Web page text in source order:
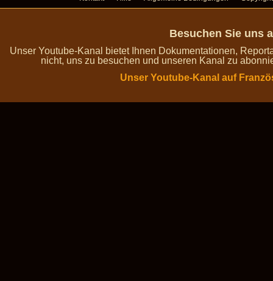
Besuchen Sie uns
Unser Youtube-Kanal bietet Ihnen Dokumentationen,
nicht, uns zu besuchen und unseren Kanal zu
Unser Youtube-Kanal auf